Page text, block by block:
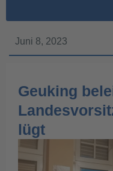
Juni 8, 2023
Geuking
lügt